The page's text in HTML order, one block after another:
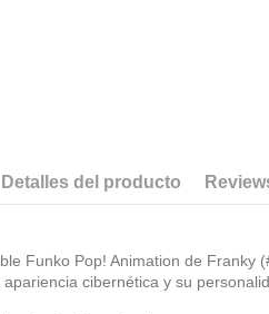
Detalles del producto
Funko Pop! Animation de Franky
cibernética y su